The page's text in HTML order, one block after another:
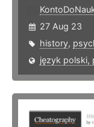
27 Aug 23
history,
język polski,